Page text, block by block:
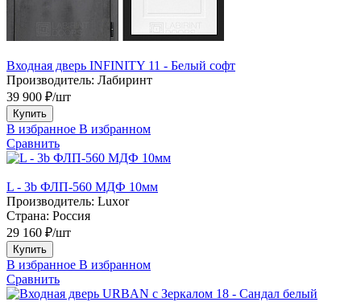
Входная дверь INFINITY 11 - Белый софт
Производитель: Лабиринт
39 900 ₽/шт
Купить
В избранное В избранном
Сравнить
L - 3b ФЛП-560 МДФ 10мм
Производитель: Luxor
Страна: Россия
29 160 ₽/шт
Купить
В избранное В избранном
Сравнить